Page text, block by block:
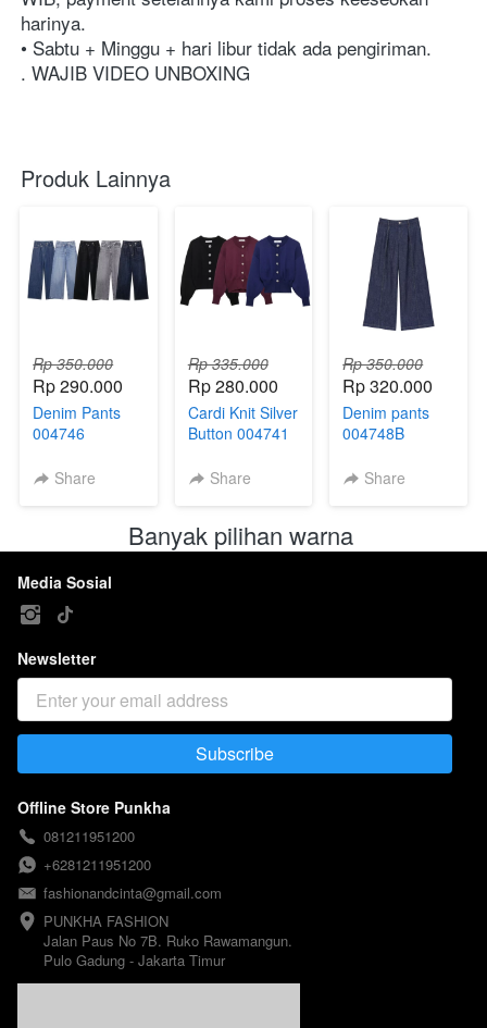
harinya. ⁣⁣⁣⁣⁣⁣⁣⁣⁣⁣⁣⁣⁣⁣⁣⁣⁣⁣⁣⁣⁣⁣
• Sabtu + Minggu + hari libur tidak ada pengiriman. ⁣⁣⁣⁣⁣⁣⁣⁣⁣⁣⁣⁣⁣⁣⁣⁣⁣⁣⁣⁣⁣⁣
. WAJIB VIDEO UNBOXING
Produk Lainnya
Rp 350.000
Rp 290.000
Denim Pants
004746
Share
Rp 335.000
Rp 280.000
Cardi Knit Silver
Button 004741
Share
Rp 350.000
Rp 320.000
Denim pants
004748B
Share
Banyak pilihan warna
Media Sosial
Newsletter
`
Subscribe
Offline Store Punkha
081211951200
+6281211951200
fashionandcinta@gmail.com
PUNKHA FASHION
Jalan Paus No 7B. Ruko Rawamangun.
Pulo Gadung - Jakarta Timur